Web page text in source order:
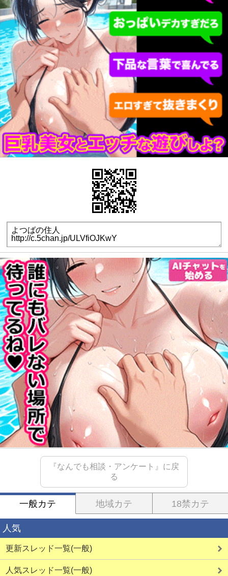
『なんでも相談・アンケート』に戻
る
一般カテ 地域カテ 18禁カテ
人気
更新スレッド一覧(一般)
人気スレッド一覧(一般)